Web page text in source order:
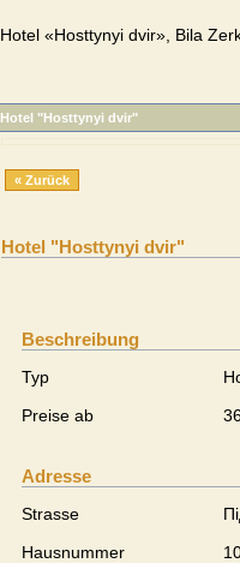
Hotel «Hosttynyi dvir», Bila
Hotel "Hosttynyi dvir"
« Zurück
Hotel "Hosttynyi dvir"
Beschreibung
Typ
Preise ab
Adresse
Strasse
Hausnummer